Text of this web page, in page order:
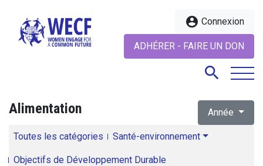
account_circle Connexion
ADHÉRER - FAIRE UN DON
search
Alimentation Année
Toutes les catégories Santé-environnement
Objectifs de Développement Durable